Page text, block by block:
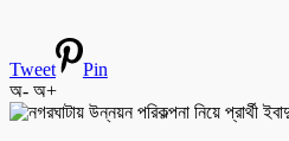
Tweet
Pin
অ- অ+